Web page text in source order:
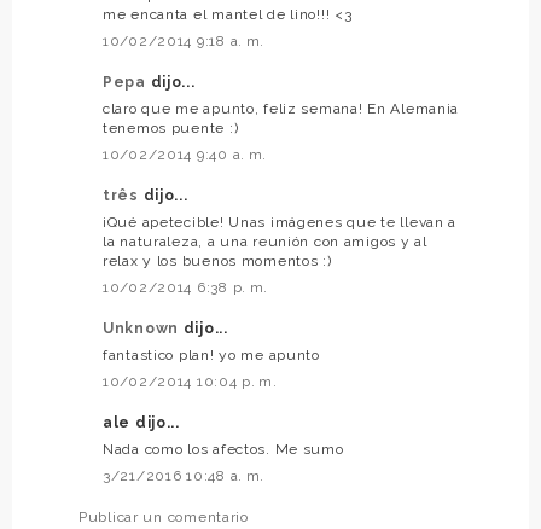
me encanta el mantel de lino!!! <3
10/02/2014 9:18 a. m.
Pepa dijo...
claro que me apunto, feliz semana! En Alemania
tenemos puente :)
10/02/2014 9:40 a. m.
três dijo...
¡Qué apetecible! Unas imágenes que te llevan a
la naturaleza, a una reunión con amigos y al
relax y los buenos momentos :)
10/02/2014 6:38 p. m.
Unknown dijo...
fantastico plan! yo me apunto
10/02/2014 10:04 p. m.
ale dijo...
Nada como los afectos. Me sumo
3/21/2016 10:48 a. m.
Publicar un comentario